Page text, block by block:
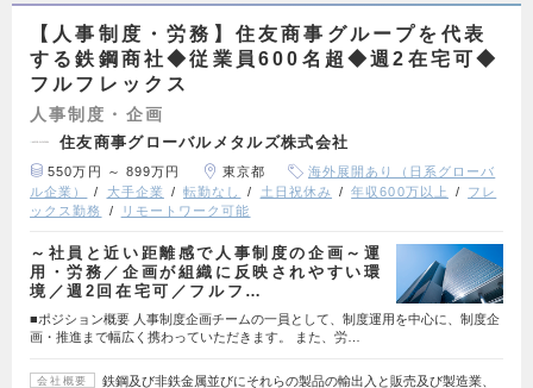
【人事制度・労務】住友商事グループを代表
する鉄鋼商社◆従業員600名超◆週2在宅可◆
フルフレックス
人事制度・企画
住友商事グローバルメタルズ株式会社
550万円 ～ 899万円 東京都
海外展開あり（日系グローバ
ル企業）
大手企業 転勤なし 土日祝休み 年収600万以上
フレ
ックス勤務
リモートワーク可能
～社員と近い距離感で人事制度の企画～運
用・労務／企画が組織に反映されやすい環
境／週2回在宅可／フルフ…
■ポジション概要 人事制度企画チームの一員として、制度運用を中心に、制度企
画・推進まで幅広く携わっていただきます。 また、労…
会社概要
鉄鋼及び非鉄金属並びにそれらの製品の輸出入と販売及び製造業、